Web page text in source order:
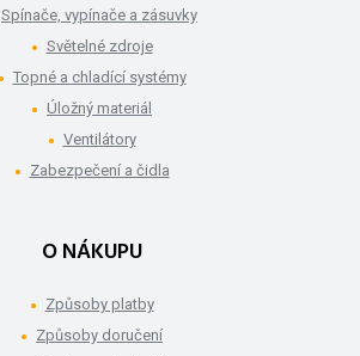
Spínače, vypínače a zásuvky
Světelné zdroje
Topné a chladící systémy
Úložný materiál
Ventilátory
Zabezpečení a čidla
O NÁKUPU
Způsoby platby
Způsoby doručení